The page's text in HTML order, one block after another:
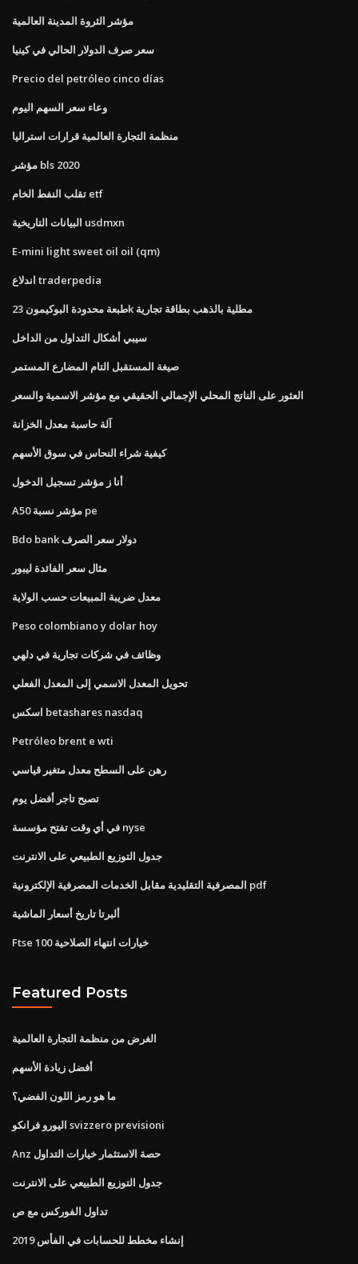
مؤشر الثروة المدينة العالمية
سعر صرف الدولار الحالي في كينيا
Precio del petróleo cinco días
وعاء سعر السهم اليوم
منظمة التجارة العالمية قرارات استراليا
مؤشر bls 2020
تقلب النفط الخام etf
البيانات التاريخية usdmxn
E-mini light sweet oil oil (qm)
اندلاع traderpedia
طبعة محدودة البوكيمون 23k مطلية بالذهب بطاقة تجارية
سيبي أشكال التداول من الداخل
صيغة المستقبل التام المضارع المستمر
العثور على الناتج المحلي الإجمالي الحقيقي مع مؤشر الاسمية والسعر
آلة حاسبة معدل الخزانة
كيفية شراء النحاس في سوق الأسهم
أنا ز مؤشر تسجيل الدخول
A50 مؤشر نسبة pe
Bdo bank دولار سعر الصرف
مثال سعر الفائدة ليبور
معدل ضريبة المبيعات حسب الولاية
Peso colombiano y dolar hoy
وظائف في شركات تجارية في دلهي
تحويل المعدل الاسمي إلى المعدل الفعلي
اسكس betashares nasdaq
Petróleo brent e wti
رهن على السطح معدل متغير قياسي
تصبح تاجر أفضل يوم
في أي وقت تفتح مؤسسة nyse
جدول التوزيع الطبيعي على الانترنت
المصرفية التقليدية مقابل الخدمات المصرفية الإلكترونية pdf
ألبرتا تاريخ أسعار الماشية
Ftse 100 خيارات انتهاء الصلاحية
Featured Posts
الغرض من منظمة التجارة العالمية
أفضل زيادة الأسهم
ما هو رمز اللون الفضي؟
اليورو فرانكو svizzero previsioni
Anz حصة الاستثمار خيارات التداول
جدول التوزيع الطبيعي على الانترنت
تداول الفوركس مع ص
إنشاء مخطط للحسابات في الفأس 2019